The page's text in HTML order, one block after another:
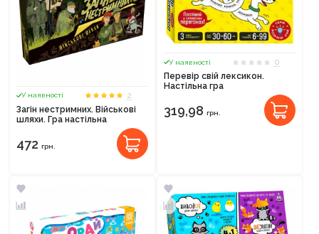
У наявності
2
Загін нестримних. Військові
шляхи. Гра настільна
472 грн.
У наявності
0
Перевір свій лексикон.
Настільна гра
319,98 грн.